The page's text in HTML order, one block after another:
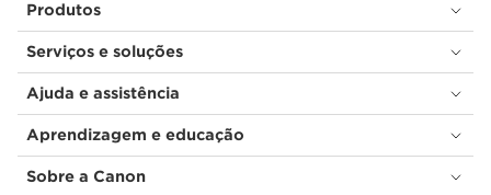
Produtos
Serviços e soluções
Ajuda e assistência
Aprendizagem e educação
Sobre a Canon